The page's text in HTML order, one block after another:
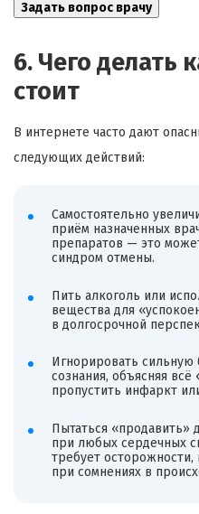
6. Чего делать
стоит
В интернете часто дают
следующих действий:
Самостоятельно
приём назначенных
препаратов — это
синдром отмены.
Пить алкоголь или
вещества для
в долгосрочной
Игнорировать
сознания, объясняя
пропустить инфаркт
Пытаться
при любых сердечных
требует
при сомнениях в